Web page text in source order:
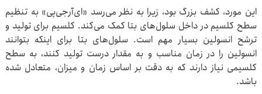
این مورد، کشف بزرگ بود، زیرا به نظر می‌رسد «ای‌آرجی‌پی» به تنظیم
سطح کلسیم در داخل سلول‌های بتا کمک می‌کند. کلسیم برای تولید و
ترشح انسولین بسیار مهم است. سلول‌های بتا برای اینکه بتوانند
انسولین را در زمان مناسب و به مقدار درست تولید کنند، به سطح
کلسیمی نیاز دارند که به دقت بر اساس زمان و میزان، متعادل شده
باشد.